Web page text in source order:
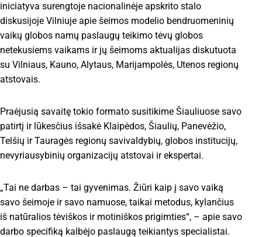
iniciatyva surengtoje nacionalinėje apskrito stalo
diskusijoje Vilniuje apie šeimos modelio bendruomeninių
vaikų globos namų paslaugų teikimo tėvų globos
netekusiems vaikams ir jų šeimoms aktualijas diskutuota
su Vilniaus, Kauno, Alytaus, Marijampolės, Utenos regionų
atstovais.
Praėjusią savaitę tokio formato susitikime Šiauliuose savo
patirtį ir lūkesčius išsakė Klaipėdos, Šiaulių, Panevėžio,
Telšių ir Tauragės regionų savivaldybių, globos institucijų,
nevyriausybinių organizacijų atstovai ir ekspertai.
„Tai ne darbas – tai gyvenimas. Žiūri kaip į savo vaiką
savo šeimoje ir savo namuose, taikai metodus, kylančius
iš natūralios tėviškos ir motiniškos prigimties“, – apie savo
darbo specifiką kalbėjo paslaugą teikiantys specialistai.